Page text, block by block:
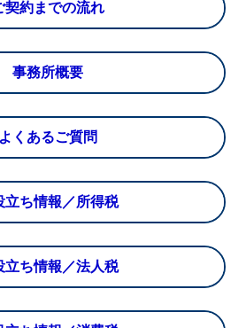
契約までの流れ
事務所概要
よくあるご質問
立ち情報／所得税
立ち情報／法人税